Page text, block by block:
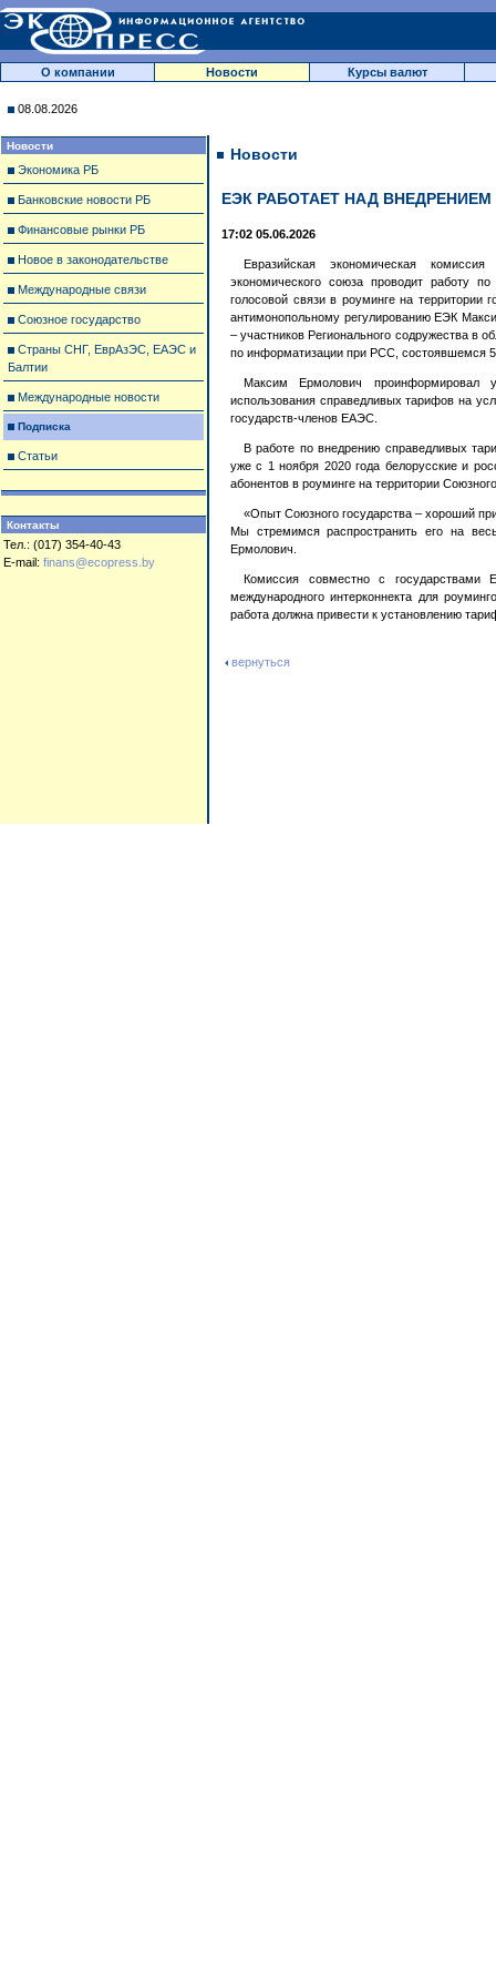
О компании Новости Курсы валют
08.08.2026
Новости
Экономика РБ
Банковские новости РБ
Финансовые рынки РБ
Новое в законодательстве
Международные связи
Союзное государство
Страны СНГ, ЕврАзЭС, ЕАЭС и
Балтии
Международные новости
Подписка
Статьи
Контакты
Тел.: (017) 354-40-43
E-mail: finans@ecopress.by
Новости
ЕЭК РАБОТАЕТ НАД
17:02 05.06.2026
Евразийская экономическая
экономического союза проводит работу
голосовой связи в роуминге на территории
антимонопольному регулированию ЕЭК
– участников Регионального содружества в
по информатизации при РСС, состоявшемся
Максим Ермолович проинформировал
использования справедливых тарифов на
государств-членов ЕАЭС.
В работе по внедрению справедливых
уже с 1 ноября 2020 года белорусские и
абонентов в роуминге на территории
«Опыт Союзного государства – хороший
Мы стремимся распространить его на
Ермолович.
Комиссия совместно с
международного интерконнекта для
работа должна привести к установлению
вернуться